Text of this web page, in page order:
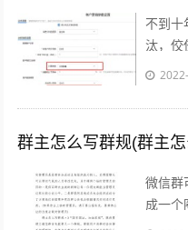
不到十
汰，佼
日，
群主怎么写群规(群主
微信群
成一个
流、